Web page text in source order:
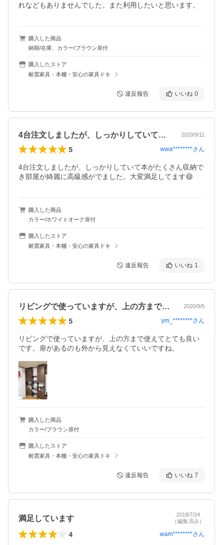
れなどもありませんでした。また利用したいと思います。
購入した商品
納期/在庫、カラー/ブラウン扉付
購入したストア
耐震家具・本棚・安心の家具ドキ
違反報告 いいね 0
4台注文しましたが、しっかりしていて本… 2020/9/11
5 wwa********さん
4台注文しましたが、しっかりしていて本がたくさん収納で
き部屋が綺麗に高級感がでました。大変満足してます😄
購入した商品
カラー/ホワイトオーク扉付
購入したストア
耐震家具・本棚・安心の家具ドキ
違反報告 いいね 1
リビングで使っていますが、上の方まで使… 2020/9/5
5 ym_********さん
リビングで使っていますが、上の方まで使えてとても良い
です。扉があるのも外から見えなくていいですね。
購入した商品
カラー/ブラウン扉付
購入したストア
耐震家具・本棚・安心の家具ドキ
違反報告 いいね 7
満足しています
2018/7/24
（編集済み）
4 wam********さん